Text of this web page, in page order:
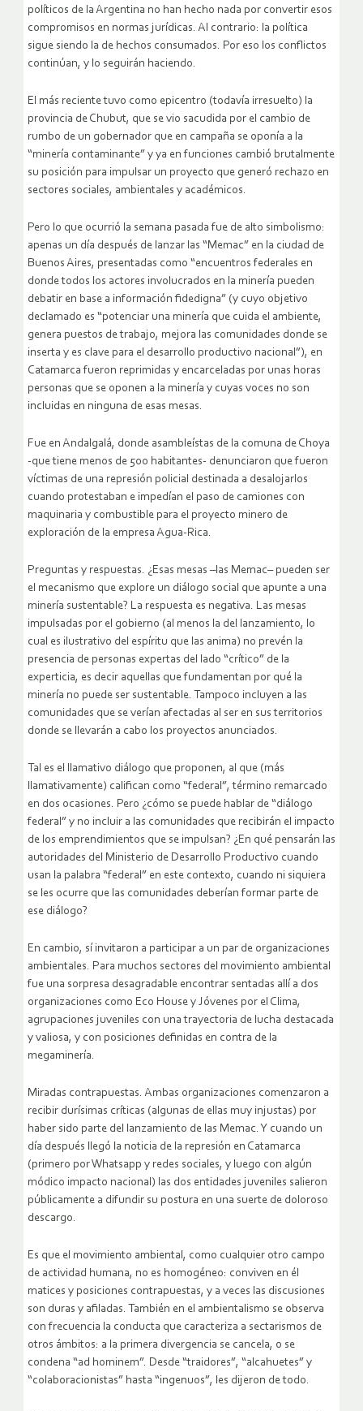
políticos de la Argentina no han hecho nada por convertir esos
compromisos en normas jurídicas. Al contrario: la política
sigue siendo la de hechos consumados. Por eso los conflictos
continúan, y lo seguirán haciendo.
El más reciente tuvo como epicentro (todavía irresuelto) la
provincia de Chubut, que se vio sacudida por el cambio de
rumbo de un gobernador que en campaña se oponía a la
“minería contaminante” y ya en funciones cambió brutalmente
su posición para impulsar un proyecto que generó rechazo en
sectores sociales, ambientales y académicos.
Pero lo que ocurrió la semana pasada fue de alto simbolismo:
apenas un día después de lanzar las “Memac” en la ciudad de
Buenos Aires, presentadas como “encuentros federales en
donde todos los actores involucrados en la minería pueden
debatir en base a información fidedigna” (y cuyo objetivo
declamado es “potenciar una minería que cuida el ambiente,
genera puestos de trabajo, mejora las comunidades donde se
inserta y es clave para el desarrollo productivo nacional”), en
Catamarca fueron reprimidas y encarceladas por unas horas
personas que se oponen a la minería y cuyas voces no son
incluidas en ninguna de esas mesas.
Fue en Andalgalá, donde asambleístas de la comuna de Choya
-que tiene menos de 500 habitantes- denunciaron que fueron
víctimas de una represión policial destinada a desalojarlos
cuando protestaban e impedían el paso de camiones con
maquinaria y combustible para el proyecto minero de
exploración de la empresa Agua-Rica.
Preguntas y respuestas. ¿Esas mesas –las Memac– pueden ser
el mecanismo que explore un diálogo social que apunte a una
minería sustentable? La respuesta es negativa. Las mesas
impulsadas por el gobierno (al menos la del lanzamiento, lo
cual es ilustrativo del espíritu que las anima) no prevén la
presencia de personas expertas del lado “crítico” de la
experticia, es decir aquellas que fundamentan por qué la
minería no puede ser sustentable. Tampoco incluyen a las
comunidades que se verían afectadas al ser en sus territorios
donde se llevarán a cabo los proyectos anunciados.
Tal es el llamativo diálogo que proponen, al que (más
llamativamente) califican como “federal”, término remarcado
en dos ocasiones. Pero ¿cómo se puede hablar de “diálogo
federal” y no incluir a las comunidades que recibirán el impacto
de los emprendimientos que se impulsan? ¿En qué pensarán las
autoridades del Ministerio de Desarrollo Productivo cuando
usan la palabra “federal” en este contexto, cuando ni siquiera
se les ocurre que las comunidades deberían formar parte de
ese diálogo?
En cambio, sí invitaron a participar a un par de organizaciones
ambientales. Para muchos sectores del movimiento ambiental
fue una sorpresa desagradable encontrar sentadas allí a dos
organizaciones como Eco House y Jóvenes por el Clima,
agrupaciones juveniles con una trayectoria de lucha destacada
y valiosa, y con posiciones definidas en contra de la
megaminería.
Miradas contrapuestas. Ambas organizaciones comenzaron a
recibir durísimas críticas (algunas de ellas muy injustas) por
haber sido parte del lanzamiento de las Memac. Y cuando un
día después llegó la noticia de la represión en Catamarca
(primero por Whatsapp y redes sociales, y luego con algún
módico impacto nacional) las dos entidades juveniles salieron
públicamente a difundir su postura en una suerte de doloroso
descargo.
Es que el movimiento ambiental, como cualquier otro campo
de actividad humana, no es homogéneo: conviven en él
matices y posiciones contrapuestas, y a veces las discusiones
son duras y afiladas. También en el ambientalismo se observa
con frecuencia la conducta que caracteriza a sectarismos de
otros ámbitos: a la primera divergencia se cancela, o se
condena “ad hominem”. Desde “traidores”, “alcahuetes” y
“colaboracionistas” hasta “ingenuos”, les dijeron de todo.